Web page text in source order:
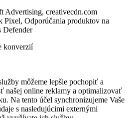
Advertising, creativecdn.com
Pixel, Odporúčania produktov na
Defender
konverzií
môžeme lepšie pochopiť a
našej online reklamy a optimalizovať
Na tento účel synchronizujeme Vaše
s nasledujúcimi externými